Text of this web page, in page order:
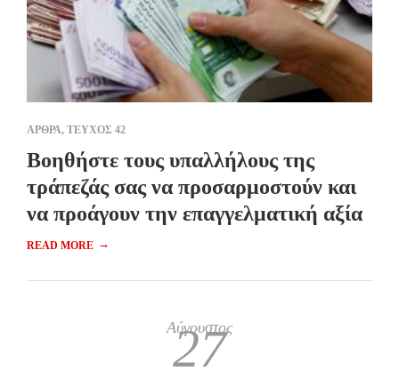
ΑΡΘΡΑ, ΤΕΥΧΟΣ 42
Βοηθήστε τους υπαλλήλους της
τράπεζάς σας να προσαρμοστούν και
να προάγουν την επαγγελματική αξία
READ MORE →
Αύγουστος
27